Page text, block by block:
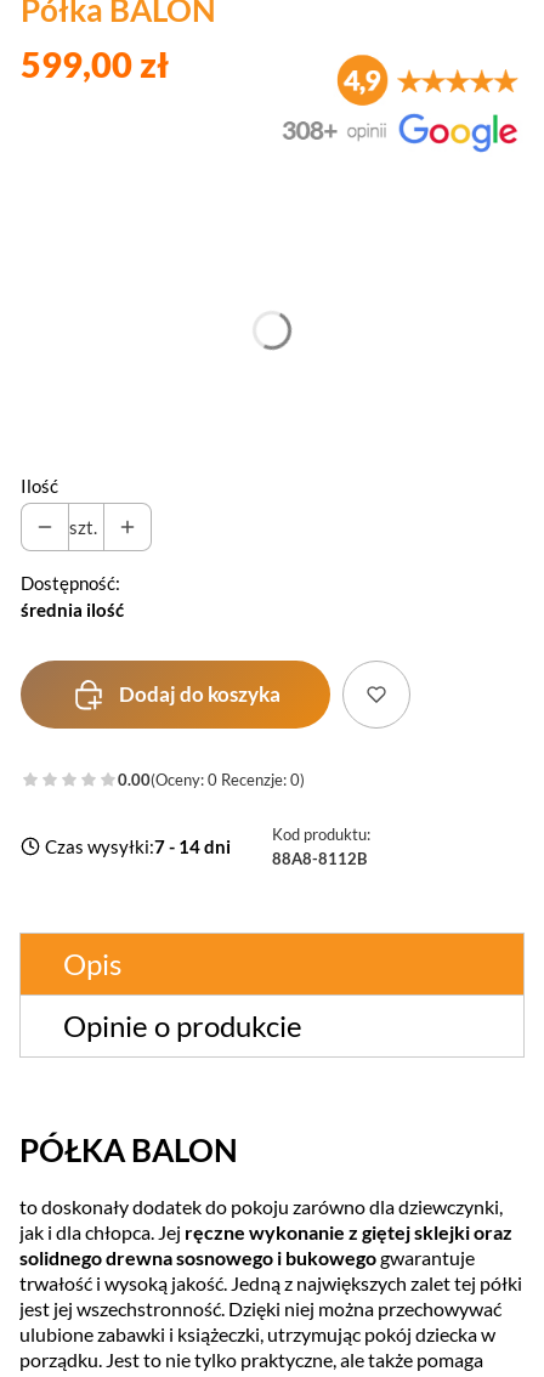
Półka BALON
599,00 zł
Ilość
szt.
Dostępność:
średnia ilość
Dodaj do koszyka
0.00(Oceny: 0 Recenzje: 0)
Czas wysyłki:7 - 14 dni
Kod produktu:
88A8-8112B
Opis
Opinie o produkcie
PÓŁKA BALON
to doskonały dodatek do pokoju zarówno dla dziewczynki,
jak i dla chłopca. Jej ręczne wykonanie z giętej sklejki oraz
solidnego drewna sosnowego i bukowegogwarantuje
trwałość i wysoką jakość. Jedną z największych zalet tej półki
jest jej wszechstronność. Dzięki niej można przechowywać
ulubione zabawki i książeczki, utrzymując pokój dziecka w
porządku. Jest to nie tylko praktyczne, ale także pomaga